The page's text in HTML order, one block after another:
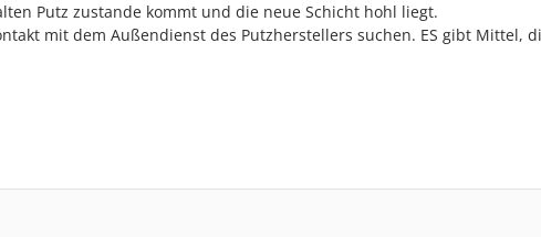
Putz zustande kommt und die neue Schicht hohl liegt.
mit dem Außendienst des Putzherstellers suchen. ES gibt Mittel,